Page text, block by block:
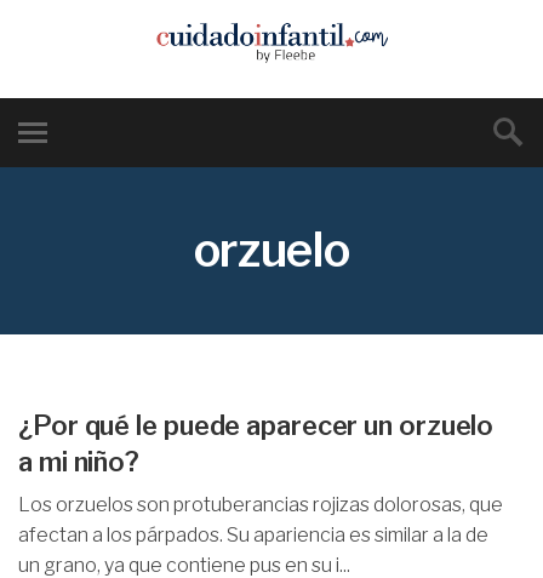
orzuelo
¿Por qué le puede aparecer un orzuelo
a mi niño?
Los orzuelos son protuberancias rojizas dolorosas, que
afectan a los párpados. Su apariencia es similar a la de
un grano, ya que contiene pus en su i...